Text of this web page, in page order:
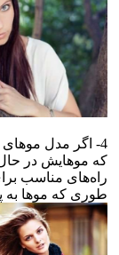
4- اگر مدل
که موهایش در
راه‌های مناسب
طوری که موها به